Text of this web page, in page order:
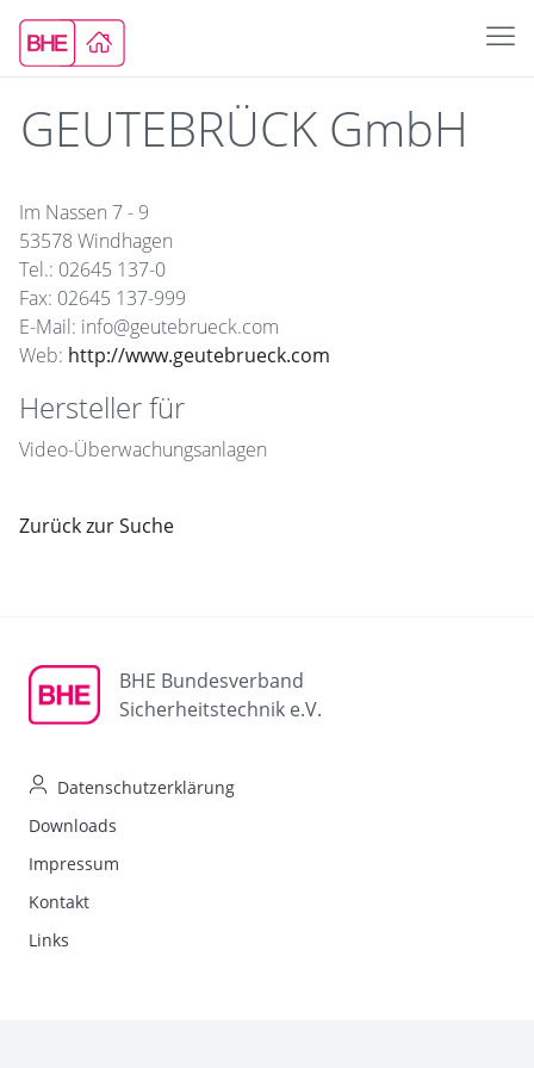
GEUTEBRÜCK GmbH
Im Nassen 7 - 9
53578 Windhagen
Tel.: 02645 137-0
Fax: 02645 137-999
E-Mail: info@geutebrueck.com
Web: http://www.geutebrueck.com
Hersteller für
Video-Überwachungsanlagen
Zurück zur Suche
BHE Bundesverband
Sicherheitstechnik e.V.
Datenschutzerklärung
Downloads
Impressum
Kontakt
Links